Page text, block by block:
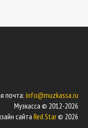
почта: info@muzkassa.ru
Музкасса © 2012-2026
сайтаRed Star© 2026